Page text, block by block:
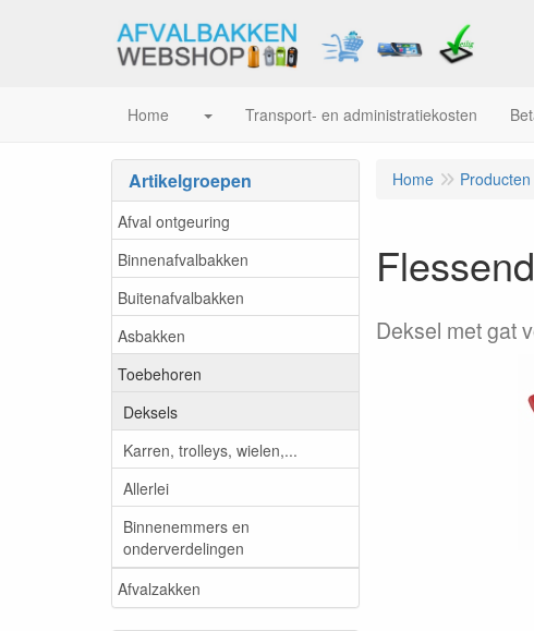
Home Transport- en administratiekosten
Artikelgroepen
Afval ontgeuring
Binnenafvalbakken
Buitenafvalbakken
Asbakken
Toebehoren
Deksels
Karren, trolleys, wielen,...
Allerlei
Binnenemmers en
onderverdelingen
Afvalzakken
Home Producten
Deksel met gat